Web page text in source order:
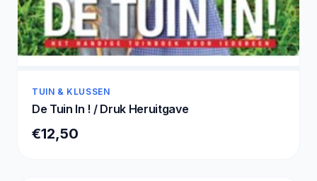
TUIN & KLUSSEN
De Tuin In ! / Druk Heruitgave
€12,50